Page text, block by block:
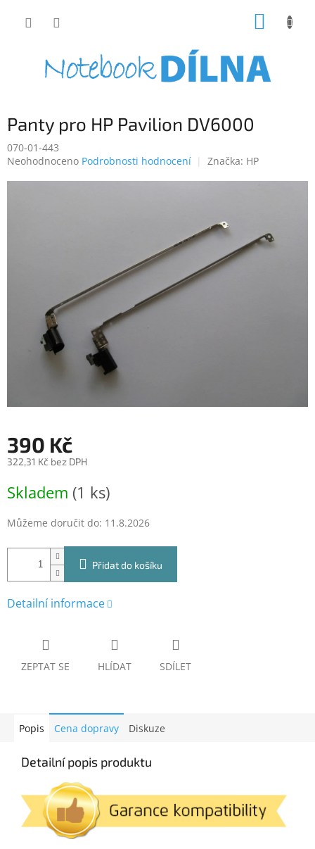
Panty pro HP Pavilion DV6000
070-01-443
Průměrné
Neohodnoceno Podrobnosti hodnocení Značka: HP
390 Kč
322,31 Kč bez DPH
cena:
Skladem (1 ks)
Můžeme doručit do: 11.8.2026
Přidat do košíku
Detailní informace
ZEPTAT SE HLÍDAT SDÍLET
Popis Cena dopravy Diskuze
Detailní popis produktu